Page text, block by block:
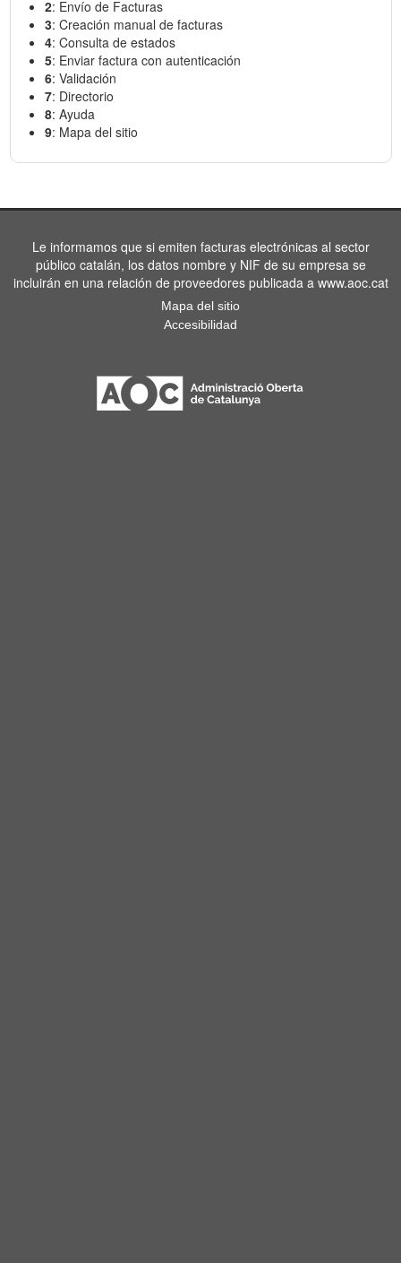
2: Envío de Facturas
3: Creación manual de facturas
4: Consulta de estados
5: Enviar factura con autenticación
6: Validación
7: Directorio
8: Ayuda
9: Mapa del sitio
Le informamos que si emiten facturas electrónicas al sector
público catalán, los datos nombre y NIF de su empresa se
incluirán en una relación de proveedores publicada a www.aoc.cat
Mapa del sitio
Accesibilidad